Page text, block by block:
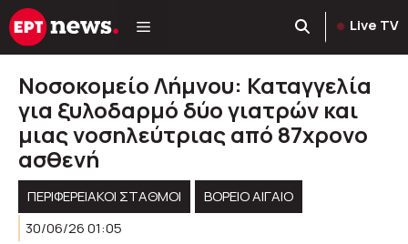
Μετάβαση
σε
Live TV
Νοσοκομείο Λήμνου: Καταγγελία
για ξυλοδαρμό δύο γιατρών και
μιας νοσηλεύτριας από 87χρονο
ασθενή
ΠΕΡΙΦΕΡΕΙΑΚΟΊ ΣΤΑΘΜΟΊ
ΒΟΡΕΙΟ ΑΙΓΑΙΟ
30/06/26 01:05